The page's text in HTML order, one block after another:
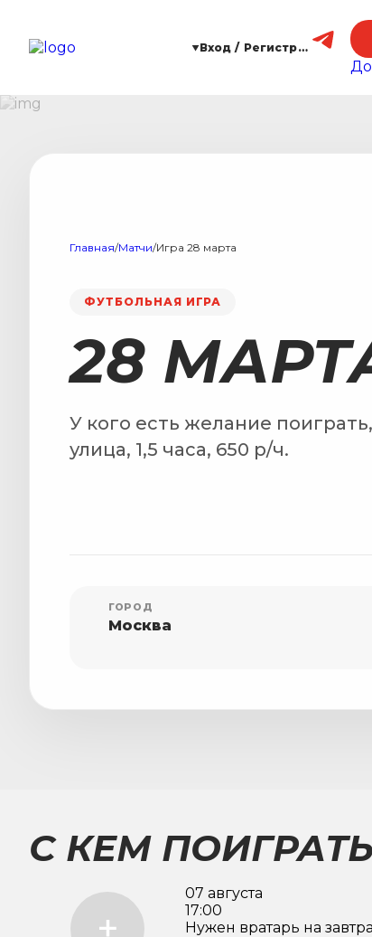
Вход / Регистрация
Главная/Матчи/Игра 28 марта
ФУТБОЛЬНАЯ ИГРА
28
У кого есть желание
улица, 1,5 часа, 650 р/ч.
ГОРОД
Москва
С КЕМ
07 августа
17:00
Нужен вратарь на